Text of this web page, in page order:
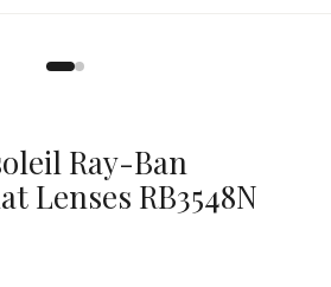
Ray-Ban
Lenses RB3548N